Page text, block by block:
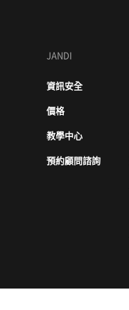
JANDI
資訊安全
價格
教學中心
預約顧問諮詢